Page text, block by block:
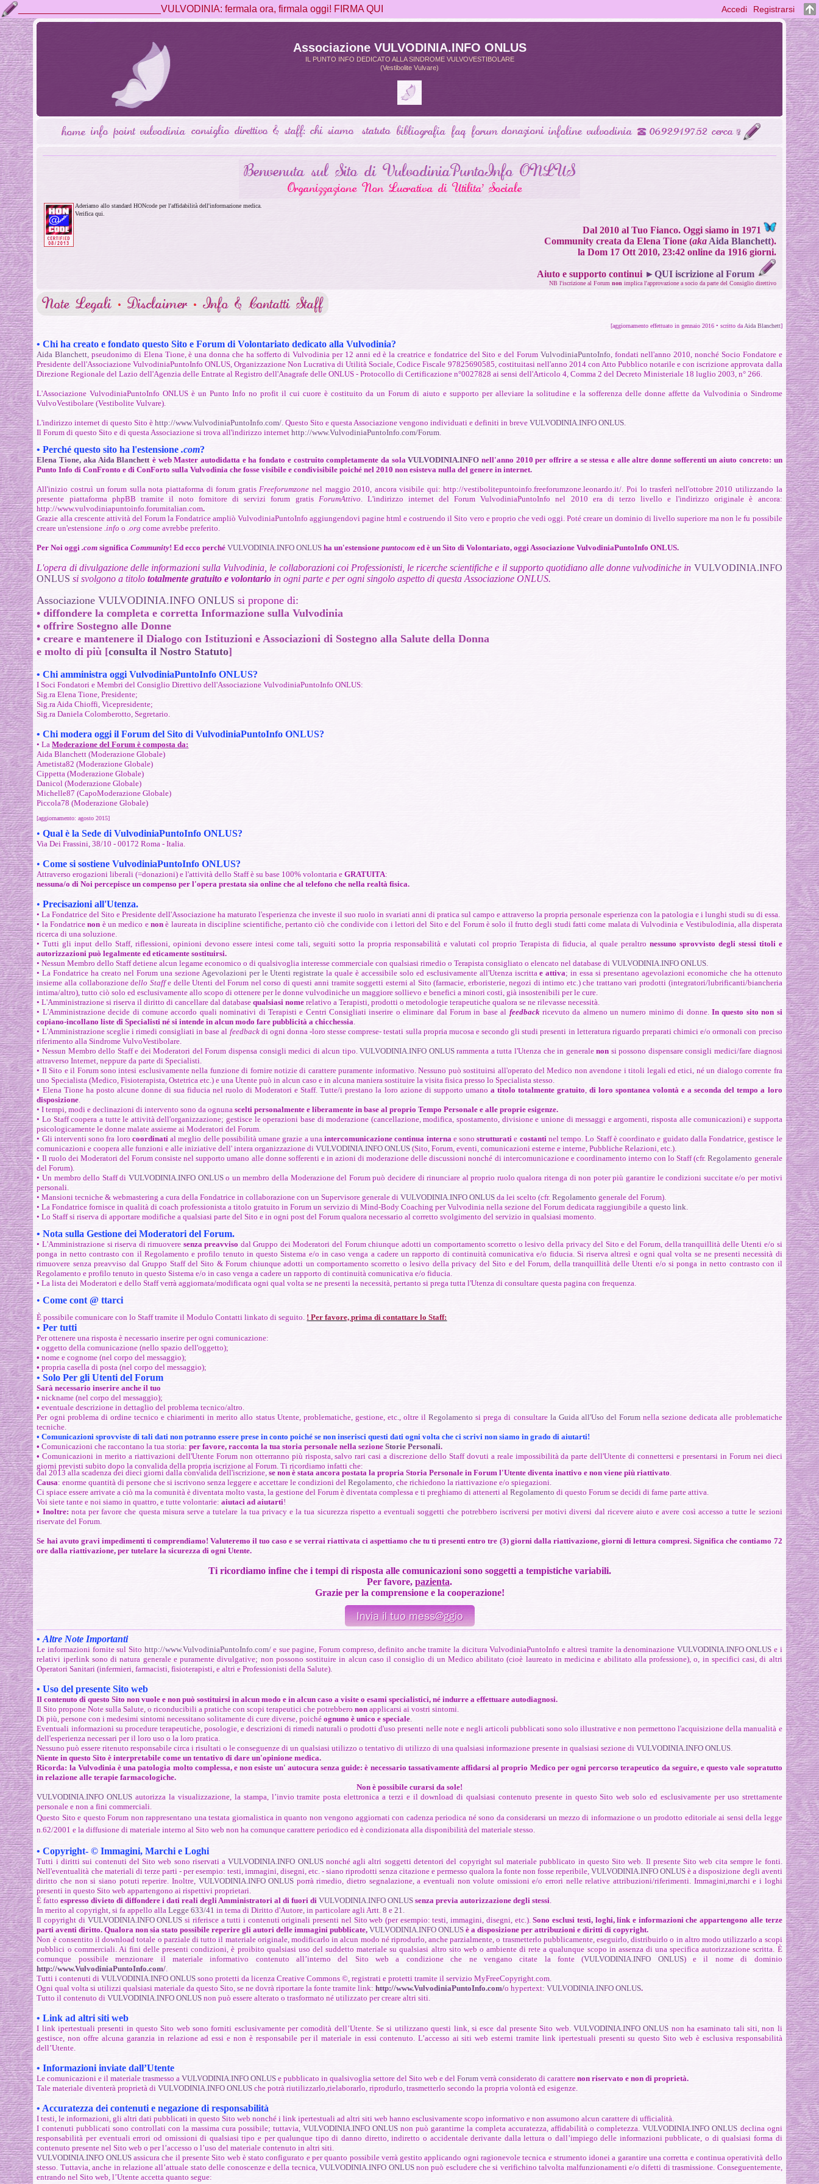
Accedi Registrarsi
__________________________VULVODINIA: fermala ora, firmala oggi! FIRMA QUI
Associazione VULVODINIA.INFO ONLUS
IL PUNTO INFO DEDICATO ALLA SINDROME VULVOVESTIBOLARE
(Vestibolite Vulvare)
Aderiamo allo standard HONcode per l'affidabilità dell'informazione medica.
Verifica qui.
Dal 2010 al Tuo Fianco. Oggi siamo in 1971
Community creata da Elena Tione (aka Aida Blanchett).
la Dom 17 Ott 2010, 23:42 online da 1916 giorni.
Aiuto e supporto continui ►QUI iscrizione al Forum
NB l'iscrizione al Forum non implica l'approvazione a socio da parte del Consiglio direttivo
[aggiornamento effettuato in gennaio 2016 • scritto da Aida Blanchett]
•Chi ha creato e fondato questo Sito e Forum di Volontariato dedicato alla Vulvodinia?
Aida Blanchett, pseudonimo di Elena Tione, è una donna che ha sofferto di Vulvodinia per 12 anni ed è la creatrice e fondatrice del Sito e del Forum VulvodiniaPuntoInfo, fondati nell'anno 2010, nonché Socio Fondatore e
Presidente dell'Associazione VulvodiniaPuntoInfo ONLUS, Organizzazione Non Lucrativa di Utilità Sociale, Codice Fiscale 97825690585, costituitasi nell'anno 2014 con Atto Pubblico notarile e con iscrizione approvata dalla
Direzione Regionale del Lazio dell'Agenzia delle Entrate al Registro dell'Anagrafe delle ONLUS - Protocollo di Certificazione n°0027828 ai sensi dell'Articolo 4, Comma 2 del Decreto Ministeriale 18 luglio 2003, n° 266.
L'Associazione VulvodiniaPuntoInfo ONLUS è un Punto Info no profit il cui cuore è costituito da un Forum di aiuto e supporto per alleviare la solitudine e la sofferenza delle donne affette da Vulvodinia o Sindrome
VulvoVestibolare (Vestibolite Vulvare).
L'indirizzo internet di questo Sito èhttp://www.VulvodiniaPuntoInfo.com/. Questo Sito e questa Associazione vengono individuati e definiti in breve VULVODINIA.INFO ONLUS.
Il Forum di questo Sito e di questa Associazione si trova all'indirizzo internethttp://www.VulvodiniaPuntoInfo.com/Forum.
• Perché questo sito ha l'estensione.com?
Elena Tione, aka Aida Blanchett è web Master autodidatta eha fondato e costruito completamente da solaVULVODINIA.INFO nell'anno 2010 per offrire a se stessa e alle altre donne sofferenti un aiuto concreto: un
Punto Info di ConFronto e di ConForto sulla Vulvodinia che fosse visibile e condivisibile poiché nel 2010 non esisteva nulla del genere in internet.
All'inizio costruì un forum sulla nota piattaforma di forum gratisFreeforumzone nel maggio 2010, ancora visibile qui: http://vestibolitepuntoinfo.freeforumzone.leonardo.it/. Poi lo trasferì nell'ottobre 2010 utilizzando la
presente piattaforma phpBB tramite il noto fornitore di servizi forum gratis ForumAttivo. L'indirizzo internet del Forum VulvodiniaPuntoInfo nel 2010 era di terzo livello e l'indirizzo originale è ancora:
http://www.vulvodiniapuntoinfo.forumitalian.com.
Grazie alla crescente attività del Forum la Fondatrice ampliò VulvodiniaPuntoInfo aggiungendovi pagine html e costruendo il Sito vero e proprio che vedi oggi. Poté creare un dominio di livello superiore ma non le fu possibile
creare un'estensione.info o.org come avrebbe preferito.
Per Noi oggi.com significaCommunity! Ed ecco perchéVULVODINIA.INFO ONLUS ha un'estensionepuntocom ed è un Sito di Volontariato, oggi Associazione VulvodiniaPuntoInfo ONLUS.
L'opera di divulgazione delle informazioni sulla Vulvodinia, le collaborazioni coi Professionisti, le ricerche scientifiche e il supporto quotidiano alle donne vulvodiniche in VULVODINIA.INFO
ONLUS si svolgono a titolo totalmente gratuito e volontario in ogni parte e per ogni singolo aspetto di questa Associazione ONLUS.
Associazione VULVODINIA.INFO ONLUS si propone di:
• diffondere la completa e corretta Informazione sulla Vulvodinia
• offrire Sostegno alle Donne
• creare e mantenere il Dialogo con Istituzioni e Associazioni di Sostegno alla Salute della Donna
e molto di più [consulta il Nostro Statuto]
• Chi amministra oggiVulvodiniaPuntoInfo ONLUS?
I Soci Fondatori e Membri del Consiglio Direttivo dell'Associazione VulvodiniaPuntoInfo ONLUS:
Sig.ra Elena Tione, Presidente;
Sig.ra Aida Chioffi, Vicepresidente;
Sig.ra Daniela Colomberotto, Segretario.
• Chi modera oggi il Forum del Sito diVulvodiniaPuntoInfo ONLUS?
• LaModerazione del Forum è composta da:
Aida Blanchett (Moderazione Globale)
Ametista82 (Moderazione Globale)
Cippetta (Moderazione Globale)
Danicol (Moderazione Globale)
Michelle87 (CapoModerazione Globale)
Piccola78 (Moderazione Globale)
[aggiornamento: agosto 2015]
•Qual è la Sede di VulvodiniaPuntoInfo ONLUS?
Via Dei Frassini, 38/10 - 00172 Roma - Italia.
•Come si sostiene VulvodiniaPuntoInfo ONLUS?
Attraverso erogazioni liberali (=donazioni) e l'attività dello Staff è su base 100% volontaria eGRATUITA:
nessuna/o di Noi percepisce un compenso per l'opera prestata sia online che al telefono che nella realtà fisica.
•Precisazioni all'Utenza.
• La Fondatrice del Sito e Presidente dell'Associazione ha maturato l'esperienza che investe il suo ruolo in svariati anni di pratica sul campo e attraverso la propria personale esperienza con la patologia e i lunghi studi su di essa.
• la Fondatricenon è un medico enon è laureata in discipline scientifiche, pertanto ciò che condivide con i lettori del Sito e del Forum è solo il frutto degli studi fatti come malata di Vulvodinia e Vestibulodinia, alla disperata
ricerca di una soluzione.
• Tutti gli input dello Staff, riflessioni, opinioni devono essere intesi come tali, seguiti sotto la propria responsabilità e valutati col proprio Terapista di fiducia, al quale peraltro nessuno sprovvisto degli stessi titoli e
autorizzazioni può legalmente ed eticamente sostituirsi.
• Nessun Membro dello Staff detiene alcun legame economico o di qualsivoglia interesse commerciale con qualsiasi rimedio o Terapista consigliato o elencato nel database diVULVODINIA.INFO ONLUS.
• La Fondatrice ha creato nel Forum una sezione Agevolazioni per le Utenti registrate la quale è accessibile solo ed esclusivamente all'Utenza iscrittae attiva; in essa si presentano agevolazioni economiche che ha ottenuto
insieme alla collaborazione dello Staffe delle Utenti del Forum nel corso di questi anni tramite soggetti esterni al Sito (farmacie, erboristerie, negozi di intimo etc.) che trattano vari prodotti (integratori/lubrificanti/biancheria
intima/altro), tutto ciò solo ed esclusivamente allo scopo di ottenere per le donne vulvodìniche un maggiore sollievo e benefici a minori costi, già insostenibili per le cure.
•L'Amministrazione si riserva il diritto di cancellare dal databasequalsiasi nome relativo a Terapisti, prodotti o metodologie terapeutiche qualora se ne rilevasse necessità.
• L'Amministrazione decide di comune accordo quali nominativi di Terapisti e Centri Consigliati inserire o eliminare dal Forum in base al feedbackricevuto da almeno un numero minimo di donne. In questo sito non si
copiano-incollano liste di Specialisti né si intende in alcun modo fare pubblicità a chicchessia.
• L'Amministrazionesceglie i rimedi consigliati in base al feedbackdi ogni donna-loro stesse comprese- testati sulla propria mucosa e secondo gli studi presenti in letteratura riguardo preparati chimici e/o ormonali con preciso
riferimento alla Sindrome VulvoVestibolare.
• Nessun Membro dello Staff e dei Moderatori del Forum dispensa consigli medici di alcun tipo.VULVODINIA.INFO ONLUSrammenta a tutta l'Utenza che in generalenon si possono dispensare consigli medici/fare diagnosi
attraverso Internet, neppure da parte di Specialisti.
• Il Sito e il Forum sono intesi esclusivamente nella funzione di fornire notizie di carattere puramente informativo. Nessuno può sostituirsi all'operato del Medico non avendone i titoli legali ed etici, né un dialogo corrente fra
uno Specialista (Medico, Fisioterapista, Ostetrica etc.) e una Utente può in alcun caso e in alcuna maniera sostituire la visita fisica presso lo Specialista stesso.
• Elena Tione ha posto alcune donne di sua fiducia nel ruolo di Moderatori e Staff. Tutte/i prestano la loro azione di supporto umano a titolo totalmente gratuito,di loro spontanea volontà e a seconda del tempo a loro
disposizione.
• I tempi, modi e declinazioni di intervento sono da ognunascelti personalmente e liberamente in base al proprio Tempo Personale e alle proprie esigenze.
• Lo Staff coopera a tutte le attività dell'organizzazione; gestisce le operazioni base di moderazione (cancellazione, modifica, spostamento, divisione e unione di messaggi e argomenti, risposta alle comunicazioni) e supporta
psicologicamente le donne malate assieme ai Moderatori del Forum.
• Gli interventi sono fra loro coordinatial meglio delle possibilità umane grazie a unaintercomunicazione continua internae sonostrutturati e costantinel tempo. Lo Staff è coordinato e guidato dalla Fondatrice, gestisce le
comunicazioni e coopera alle funzioni e alle iniziative dell' intera organizzazione diVULVODINIA.INFO ONLUS (Sito, Forum, eventi, comunicazioni esterne e interne, Pubbliche Relazioni, etc.).
• Il ruolo dei Moderatori del Forum consiste nel supporto umano alle donne sofferenti e in azioni di moderazione delle discussioni nonché di intercomunicazione e coordinamento interno con lo Staff (cfr.Regolamento generale
del Forum).
• Un membro dello Staff diVULVODINIA.INFO ONLUSo un membro della Moderazione del Forum può decidere di rinunciare al proprio ruolo qualora ritenga di non poter più garantire le condizioni succitate e/o per motivi
personali.
• Mansioni tecniche & webmastering a cura della Fondatrice in collaborazione con un Supervisore generale diVULVODINIA.INFO ONLUS da lei scelto (cfr.Regolamento generale del Forum).
• La Fondatrice fornisce in qualità di coach professionista a titolo gratuito in Forum un servizio di Mind-Body Coaching per Vulvodinia nella sezione del Forum dedicata raggiungibile aquesto link.
• Lo Staff si riserva di apportare modifiche a qualsiasi parte del Sito e in ogni post del Forum qualora necessario al corretto svolgimento del servizio in qualsiasi momento.
•Nota sulla Gestione dei Moderatori del Forum.
•L'Amministrazione si riserva di rimuovere senza preavviso dal Gruppo dei Moderatori del Forum chiunque adotti un comportamento scorretto o lesivo della privacy del Sito e del Forum, della tranquillità delle Utenti e/o si
ponga in netto contrasto con il Regolamento e profilo tenuto in questo Sistema e/o in caso venga a cadere un rapporto di continuità comunicativa e/o fiducia. Si riserva altresì e ogni qual volta se ne presenti necessità di
rimuovere senza preavviso dal Gruppo Staff del Sito & Forum chiunque adotti un comportamento scorretto o lesivo della privacy del Sito e del Forum, della tranquillità delle Utenti e/o si ponga in netto contrasto con il
Regolamento e profilo tenuto in questo Sistema e/o in caso venga a cadere un rapporto di continuità comunicativa e/o fiducia.
•La lista dei Moderatori e dello Staff verrà aggiornata/modificata ogni qual volta se ne presenti la necessità, pertanto si prega tutta l'Utenza di consultare questa pagina con frequenza.
• Come cont @ ttarci
È possibile comunicare con lo Staff tramite il Modulo Contatti linkato di seguito. ! Per favore, prima di contattare lo Staff:
• Per tutti
Per ottenere una risposta è necessario inserire per ogni comunicazione:
• oggetto della comunicazione (nello spazio dell'oggetto);
• nome e cognome (nel corpo del messaggio);
• propria casella di posta(nel corpo del messaggio);
• Solo Per gli Utenti del Forum
Sarà necessario inserire anche il tuo
• nickname(nel corpo del messaggio);
• eventuale descrizione in dettaglio del problema tecnico/altro.
Per ogni problema di ordine tecnico e chiarimenti in merito allo status Utente, problematiche, gestione, etc., oltre ilRegolamento si prega di consultare la Guida all'Uso del Forum nella sezione dedicata alle problematiche
tecniche.
•Comunicazioni sprovviste di tali dati non potranno essere prese in conto poiché se non inserisci questi dati ogni volta che ci scrivi non siamo in grado di aiutarti!
•Comunicazioni che raccontano la tua storia:per favore, racconta la tua storia personale nella sezioneStorie Personali.
•Comunicazioni in merito a riattivazioni dell'Utente Forum non otterranno più risposta, salvo rari casi a discrezione dello Staff dovuti a reale impossibilità da parte dell'Utente di connettersi e presentarsi in Forum nei dieci
giorni previsti subito dopo la convalida della propria iscrizione al Forum. Ti ricordiamo infatti che:
dal 2013 alla scadenza dei dieci giorni dalla convalida dell'iscrizione,se non è stata ancora postata la propria Storia Personale in Forum l'Utente diventa inattivo e non viene più riattivato.
Causa: enorme quantità di persone che si iscrivono senza leggere e accettare le condizioni delRegolamento, che richiedono la riattivazione e/o spiegazioni.
Ci spiace essere arrivate a ciò ma la comunità è diventata molto vasta, la gestione del Forum è diventata complessa e ti preghiamo di attenerti alRegolamento di questo Forum se decidi di farne parte attiva.
Voi siete tante e noi siamo in quattro, e tutte volontarie:aiutaci ad aiutarti!
• Inoltre: nota per favore che questa misura serve a tutelare la tua privacy e la tua sicurezza rispetto a eventuali soggetti che potrebbero iscriversi per motivi diversi dal ricevere aiuto e avere così accesso a tutte le sezioni
riservate del Forum.
Se hai avuto gravi impedimenti ti comprendiamo! Valuteremo il tuo caso e se verrai riattivata ci aspettiamo che tu ti presenti entro tre (3) giorni dalla riattivazione, giorni di lettura compresi. Significa che contiamo 72
ore dalla riattivazione, per tutelare la sicurezza di ogni Utente.
Ti ricordiamo infine che i tempi di risposta alle comunicazioni sono soggetti a tempistiche variabili.
Per favore, pazienta.
Grazie per la comprensione e la cooperazione!
•Altre Note Importanti
Le informazioni fornite sul Sito http://www.VulvodiniaPuntoInfo.com/e sue pagine, Forum compreso, definito anche tramite la dicitura VulvodiniaPuntoInfo e altresì tramite la denominazione VULVODINIA.INFO ONLUS e i
relativi iperlink sono di natura generale e puramente divulgative; non possono sostituire in alcun caso il consiglio di un Medico abilitato (cioè laureato in medicina e abilitato alla professione), o, in specifici casi, di altri
Operatori Sanitari (infermieri, farmacisti, fisioterapisti, e altrie Professionisti della Salute).
• Uso del presente Sito web
Il contenuto di questo Sito non vuole e non può sostituirsi in alcun modo e in alcun caso a visite o esami specialistici, né indurre a effettuare autodiagnosi.
Il Sito propone Note sulla Salute, o riconducibili a pratiche con scopi terapeutici che potrebberonon applicarsi ai vostri sintomi.
Di più, persone con i medesimi sintomi necessitano solitamente di cure diverse, poichéognuno è unico e speciale.
Eventuali informazioni su procedure terapeutiche, posologie, e descrizioni di rimedi naturali o prodotti d'uso presenti nelle note e negli articoli pubblicati sono solo illustrative e non permettono l'acquisizione della manualità e
dell'esperienza necessari per il loro uso o la loro pratica.
Nessuno può essere ritenuto responsabile circa i risultati o le conseguenze di un qualsiasi utilizzo o tentativo di utilizzo di una qualsiasi informazione presente in qualsiasi sezione diVULVODINIA.INFO ONLUS.
Niente in questo Sito è interpretabile come un tentativo di dare un'opinione medica.
Ricorda: la Vulvodinia è una patologia molto complessa, e non esiste un' autocura senza guide: è necessario tassativamente affidarsi al proprio Medico per ogni percorso terapeutico da seguire, e questo vale sopratutto
in relazione alle terapie farmacologiche.
Non è possibile curarsi da sole!
VULVODINIA.INFO ONLUS autorizza la visualizzazione, la stampa, l’invio tramite posta elettronica a terzi e il download di qualsiasi contenuto presente in questo Sito web solo ed esclusivamente per uso strettamente
personale e non a fini commerciali.
Questo Sito e questo Forum non rappresentano una testata giornalistica in quanto non vengono aggiornati con cadenza periodica né sono da considerarsi un mezzo di informazione o un prodotto editoriale ai sensi della legge
n.62/2001 ela diffusione di materiale interno al Sito web non ha comunque carattere periodico ed è condizionata alla disponibilità del materiale stesso.
• Copyright- © Immagini, Marchi e Loghi
Tutti i diritti sui contenuti del Sito web sono riservati aVULVODINIA.INFO ONLUSnonché agli altri soggetti detentori del copyright sul materiale pubblicato in questo Sito web. Il presente Sito web cita sempre le fonti.
Nell'eventualità che materiali di terze parti - per esempio: testi, immagini, disegni, etc. - siano riprodotti senza citazione e permesso qualora la fonte non fosse reperibile,VULVODINIA.INFO ONLUS è a disposizione degli aventi
diritto che non si siano potuti reperire. Inoltre, VULVODINIA.INFO ONLUS porrà rimedio, dietro segnalazione, a eventuali non volute omissioni e/o errori nelle relative attribuzioni/riferimenti. Immagini,marchi e i loghi
presenti in questo Sito web appartengono ai rispettivi proprietari.
È fattoespresso divieto di diffondere i dati reali degli Amministratori al di fuori diVULVODINIA.INFO ONLUS senza previa autorizzazione degli stessi.
In merito al copyright, si fa appello allaLegge 633/41 in tema di Diritto d'Autore, in particolare agli Artt.8 e21.
Il copyright di VULVODINIA.INFO ONLUS si riferisce a tutti i contenuti originali presenti nel Sito web (per esempio: testi, immagini, disegni, etc.).Sono esclusi testi, loghi, link e informazioni che appartengono alle terze
parti aventi diritto. Qualora non sia stato possibile reperire gli autori delle immagini pubblicate,VULVODINIA.INFO ONLUS è a disposizione per attribuzioni e diritti di copyright.
Non è consentito il download totale o parziale di tutto il materiale originale, modificarlo in alcun modo né riprodurlo, anche parzialmente, o trasmetterlo pubblicamente, eseguirlo, distribuirlo o in altro modo utilizzarlo a scopi
pubblici o commerciali. Ai fini delle presenti condizioni, è proibito qualsiasi uso del suddetto materiale su qualsiasi altro sito web o ambiente di rete a qualunque scopo in assenza di una specifica autorizzazione scritta. È
comunque possibile menzionare il materiale informativo contenuto all’interno del Sito web a condizione che ne vengano citate la fonte (VULVODINIA.INFO ONLUS) e il nome di dominio
http://www.VulvodiniaPuntoInfo.com/.
Tutti i contenuti diVULVODINIA.INFO ONLUS sono protetti da licenza Creative Commons ©, registrati e protetti tramite il servizio MyFreeCopyright.com.
Ogni qual volta si utilizzi qualsiasi materiale da questo Sito, se ne dovrà riportare la fonte tramite link:http://www.VulvodiniaPuntoInfo.com/o hypertext:VULVODINIA.INFO ONLUS.
Tutto il contenuto diVULVODINIA.INFO ONLUS non può essere alterato o trasformato né utilizzato per creare altri siti.
•Link ad altri siti web
I link ipertestuali presenti in questo Sito web sono forniti esclusivamente per comodità dell’Utente. Se si utilizzano questi link, si esce dal presente Sito web. VULVODINIA.INFO ONLUS non ha esaminato tali siti, non li
gestisce, non offre alcuna garanzia in relazione ad essi e non è responsabile per il materiale in essi contenuto. L’accesso ai siti web esterni tramite link ipertestuali presenti su questo Sito web è esclusiva responsabilità
dell’Utente.
•Informazioni inviate dall’Utente
Le comunicazioni e il materiale trasmesso aVULVODINIA.INFO ONLUS e pubblicato in qualsivoglia settore del Sito web e delForum verrà considerato di caratterenon riservato e non di proprietà.
Tale materiale diventerà proprietà diVULVODINIA.INFO ONLUS che potrà riutilizzarlo,rielaborarlo, riprodurlo, trasmetterlo secondo la propria volontà ed esigenze.
• Accuratezza dei contenuti e negazione di responsabilità
I testi, le informazioni, gli altri dati pubblicati in questo Sito web nonché i link ipertestuali ad altri siti webhanno esclusivamente scopo informativo e non assumono alcun carattere di ufficialità.
I contenuti pubblicati sono controllati con la massima cura possibile; tuttavia, VULVODINIA.INFO ONLUS non può garantirne la completa accuratezza, affidabilità o completezza.VULVODINIA.INFO ONLUS declina ogni
responsabilità per eventuali errori od omissioni di qualsiasi tipo e per qualunque tipo di danno diretto, indiretto o accidentale derivante dalla lettura o dall’impiego delle informazioni pubblicate, o di qualsiasi forma di
contenuto presente nel Sito web o per l’accesso o l’uso del materiale contenuto in altri siti.
VULVODINIA.INFO ONLUSassicura che il presente Sito web è stato configurato e per quanto possibile verrà gestito applicando ogni ragionevole tecnica e strumento idonei a garantire una corretta e continua operatività dello
stesso. Tuttavia, anche in relazione all’attuale stato delle conoscenze e della tecnica,VULVODINIA.INFO ONLUSnon può escludere che si verifichino talvolta malfunzionamenti e/o difetti di trasmissione. Conseguentemente,
entrando nel Sito web, l’Utente accetta quanto segue: